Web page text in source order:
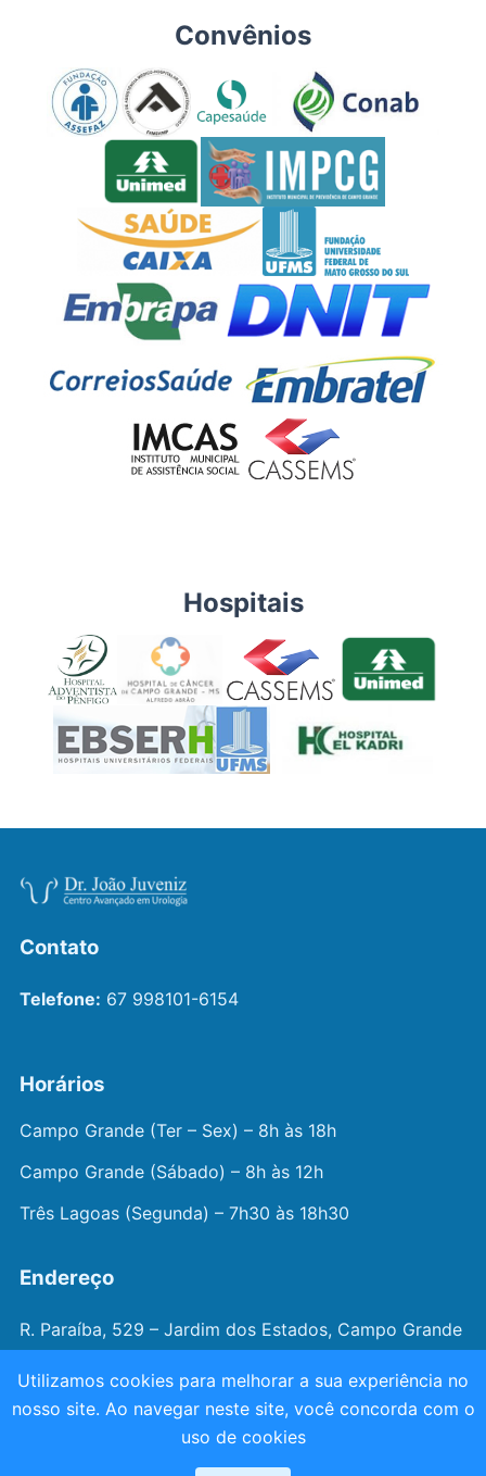
Convênios
Hospitais
Contato
Telefone: 67 998101-6154
Horários
Campo Grande (Ter – Sex) – 8h às 18h
Campo Grande (Sábado) – 8h às 12h
Três Lagoas (Segunda) – 7h30 às 18h30
Endereço
R. Paraíba, 529 – Jardim dos Estados, Campo Grande
– MS
© 2026 — Dr. João Juveniz . Todos os direitos
Utilizamos cookies para melhorar a sua experiência no
nosso site. Ao navegar neste site, você concorda com o
uso de cookies